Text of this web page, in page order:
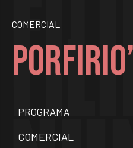
COMERCIAL
PROGRAMA
COMERCIAL